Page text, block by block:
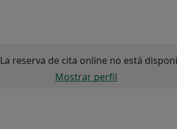
La reserva de cita online no está
Mostrar perfil